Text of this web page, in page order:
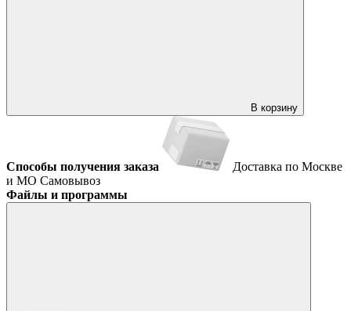
В корзину
Способы получения заказа
Доставка по Москве
и МО Самовывоз
Файлы и программы